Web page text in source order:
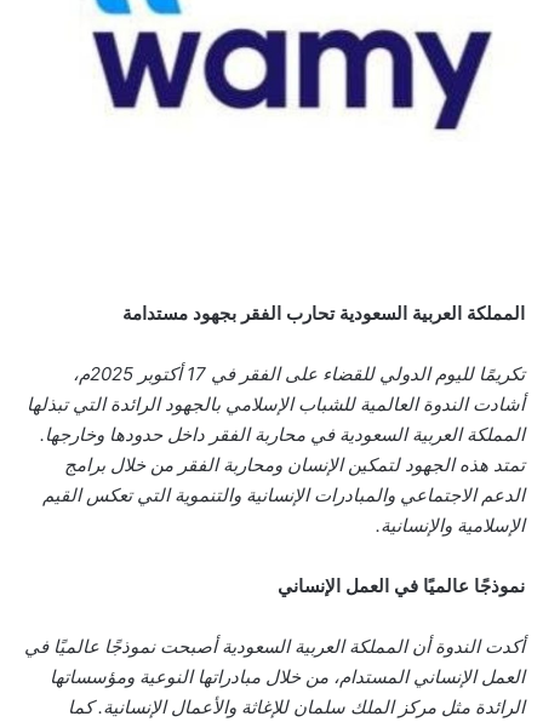
المملكة العربية السعودية تحارب الفقر بجهود مستدامة
تكريمًا لليوم الدولي للقضاء على الفقر في 17 أكتوبر 2025م،
أشادت الندوة العالمية للشباب الإسلامي بالجهود الرائدة التي تبذلها
المملكة العربية السعودية في محاربة الفقر داخل حدودها وخارجها.
تمتد هذه الجهود لتمكين الإنسان ومحاربة الفقر من خلال برامج
الدعم الاجتماعي والمبادرات الإنسانية والتنموية التي تعكس القيم
الإسلامية والإنسانية.
نموذجًا عالميًا في العمل الإنساني
أكدت الندوة أن المملكة العربية السعودية أصبحت نموذجًا عالميًا في
العمل الإنساني المستدام، من خلال مبادراتها النوعية ومؤسساتها
الرائدة مثل مركز الملك سلمان للإغاثة والأعمال الإنسانية. كما